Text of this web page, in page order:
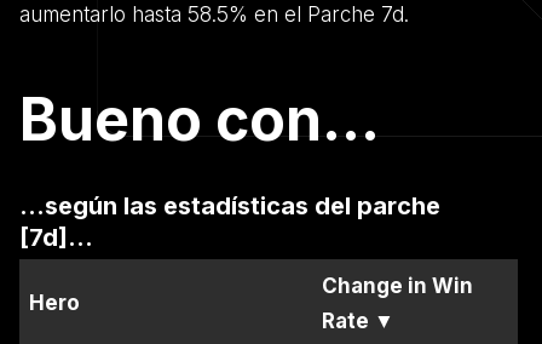
aumentarlo hasta 58.5% en el Parche 7d.
Bueno con...
...según las estadísticas del parche
[7d]...
Hero
Change in Win
Rate ▼